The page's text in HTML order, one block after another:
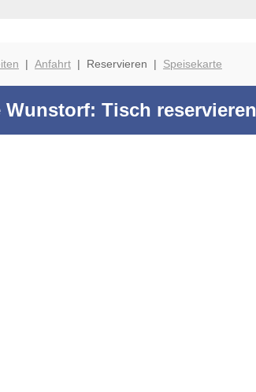
| Anfahrt| Reservieren | Speisekarte
Wunstorf: Tisch reservieren